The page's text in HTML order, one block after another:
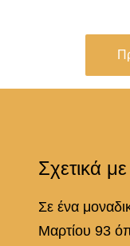
Σχετικά
Σε ένα
Μαρτίου 93